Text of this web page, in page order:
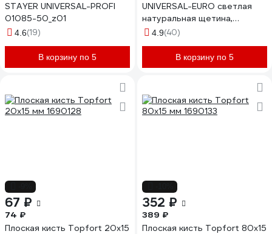
STAYER UNIVERSAL-PROFI
01085-50_z01
4.6(19)
В корзину по 5
UNIVERSAL-EURO светлая
натуральная щетина,
пластмассовая ручка, 50мм,
4.9(40)
В корзину по 5
67 ₽
74 ₽
Плоская кисть Topfort 20x15
352 ₽
389 ₽
Плоская кисть Topfort 80x15